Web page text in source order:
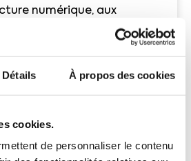
Détails À propos des cookies
cookies.
de personnaliser le contenu
numérique, aux
de nouveaux usages
publics, associations et
que naîtra le